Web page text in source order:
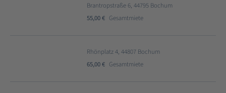
Brantropstraße 6, 44795 Bochum
55,00 € Gesamtmiete
Rhönplatz 4, 44807 Bochum
65,00 € Gesamtmiete